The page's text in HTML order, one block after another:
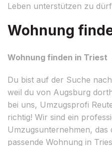
Leben unterstützen zu
Wohnung
Wohnung finden in Triest
Du bist auf der Suche
weil du von Augsburg
bei uns, Umzugsprofi
richtig! Wir sind ein
Umzugsunternehmen, das
passende Wohnung in